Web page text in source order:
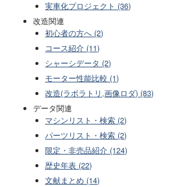
実車化プロジェクト (36)
改造関連
初心者の方へ (2)
コース紹介 (11)
シャーシデータ (2)
モーター性能比較 (1)
改造(ラボラトリ,画像ロダ) (83)
データ関連
マシンリスト・検索 (2)
パーツリスト・検索 (2)
限定・非売品紹介 (124)
歴史年表 (22)
文献まとめ (14)